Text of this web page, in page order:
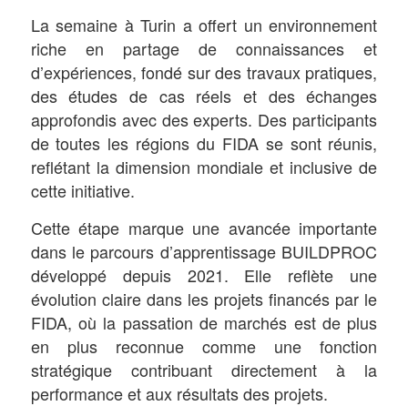
La semaine à Turin a offert un environnement
riche en partage de connaissances et
d’expériences, fondé sur des travaux pratiques,
des études de cas réels et des échanges
approfondis avec des experts. Des participants
de toutes les régions du FIDA se sont réunis,
reflétant la dimension mondiale et inclusive de
cette initiative.
Cette étape marque une avancée importante
dans le parcours d’apprentissage BUILDPROC
développé depuis 2021. Elle reflète une
évolution claire dans les projets financés par le
FIDA, où la passation de marchés est de plus
en plus reconnue comme une fonction
stratégique contribuant directement à la
performance et aux résultats des projets.